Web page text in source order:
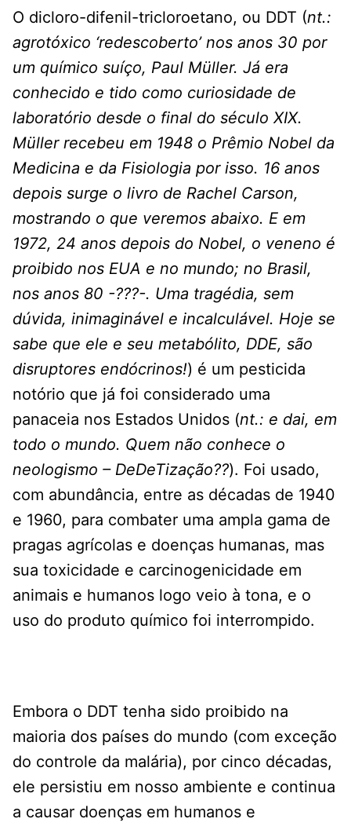
O dicloro-difenil-tricloroetano, ou DDT (nt.:
agrotóxico ‘redescoberto’ nos anos 30 por
um químico suíço, Paul Müller. Já era
conhecido e tido como curiosidade de
laboratório desde o final do século XIX.
Müller recebeu em 1948 o Prêmio Nobel da
Medicina e da Fisiologia por isso. 16 anos
depois surge o livro de Rachel Carson,
mostrando o que veremos abaixo. E em
1972, 24 anos depois do Nobel, o veneno é
proibido nos EUA e no mundo; no Brasil,
nos anos 80 -???-. Uma tragédia, sem
dúvida, inimaginável e incalculável. Hoje se
sabe que ele e seu metabólito, DDE, são
disruptores endócrinos!) é um pesticida
notório que já foi considerado uma
panaceia nos Estados Unidos (nt.: e dai, em
todo o mundo. Quem não conhece o
neologismo – DeDeTização??). Foi usado,
com abundância, entre as décadas de 1940
e 1960, para combater uma ampla gama de
pragas agrícolas e doenças humanas, mas
sua toxicidade e carcinogenicidade em
animais e humanos logo veio à tona, e o
uso do produto químico foi interrompido.
Embora o DDT tenha sido proibido na
maioria dos países do mundo (com exceção
do controle da malária), por cinco décadas,
ele persistiu em nosso ambiente e continua
a causar doenças em humanos e